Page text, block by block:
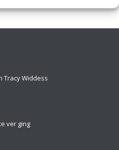
Tracy Widdess
ver ging